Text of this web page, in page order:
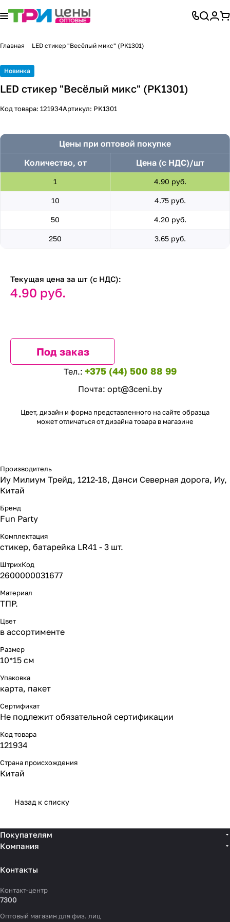
Главная LED стикер "Весёлый микс" (PK1301)
Новинка
LED стикер "Весёлый микс" (PK1301)
Код товара: 121934Артикул: PK1301
Цены при оптовой покупке
Количество, от
Цена (с НДС)/шт
1 4.90 руб.
10 4.75 руб.
50 4.20 руб.
250 3.65 руб.
Текущая цена за шт (с НДС):
4.90 руб.
Под заказ
Тел.: +375 (44) 500 88 99
Почта: opt@3ceni.by
Цвет, дизайн и форма представленного на сайте образца
может отличаться от дизайна товара в магазине
Производитель
Иу Милиум Трейд, 1212-18, Данси Северная дорога, Иу,
Китай
Бренд
Fun Party
Комплектация
стикер, батарейка LR41 - 3 шт.
ШтрихКод
2600000031677
Материал
ТПР.
Цвет
в ассортименте
Размер
10*15 см
Упаковка
карта, пакет
Сертификат
Не подлежит обязательной сертификации
Код товара
121934
Страна происхождения
Китай
Назад к списку
Покупателям
Компания
Контакты
Контакт-центр
7300
Оптовый магазин для физ. лиц